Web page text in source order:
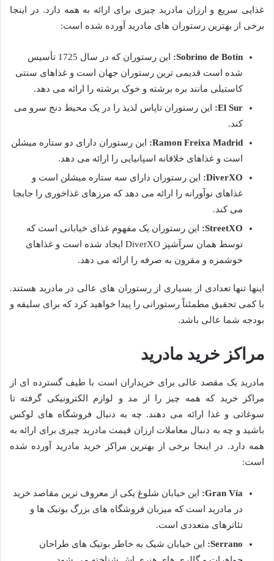
غذایی سریع و ارزان مادرید چیزی برای ارائه به همه دارد. در اینجا
برخی از بهترین رستوران های مادرید آورده شده است:
Sobrino de Botín:
این رستوران که در سال 1725 تأسیس
شده است قدیمی ترین رستوران جهان است و غذاهای سنتی
کاستیلی مانند بره برشته و خوک برشته را ارائه می دهد.
El Sur:
این رستوران تاپاس لذیذ را در یک محیط دنج سرو می
کند.
Ramon Freixa Madrid:
این رستوران دارای دو ستاره میشلن
است و غذاهای خلاقانه اسپانیایی را ارائه می دهد.
DiverXO:
این رستوران دارای سه ستاره میشلن است و
غذاهای نوآورانه را ارائه می دهد که مرزهای غذاخوری را جابجا
می کند.
StreetXO:
این رستوران یک مفهوم غذای خیابانی است که
توسط همان سرآشپز DiverXO ایجاد شده است و غذاهای
خوشمزه و مقرون به صرفه را ارائه می دهد.
اینها تنها تعدادی از بسیاری از رستوران های عالی در مادرید هستند.
با کمی تحقیق مطمئناً رستورانی را پیدا خواهید کرد که برای سلیقه و
بودجه شما عالی باشد.
مراکز خرید مادرید
مادرید یک مقصد عالی برای خریداران است با طیف گسترده ای از
مراکز خرید که همه چیز را از مد و لوازم الکترونیکی گرفته تا
سوغاتی و غذا ارائه می دهند. چه به دنبال فروشگاه های لوکس
باشید و چه به دنبال معاملات ارزان قیمت مادرید چیزی برای ارائه به
همه دارد. در اینجا برخی از بهترین مراکز خرید مادرید آورده شده
است:
Gran Vía:
این خیابان شلوغ یکی از معروف ترین مقاصد خرید
در مادرید است که میزبان فروشگاه های بزرگ بوتیک ها و
تئاترهای متعددی است.
Serrano:
این خیابان شیک به خاطر بوتیک های طراحان